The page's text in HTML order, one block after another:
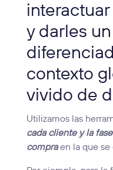
y darles
contexto
vivido de
Utilizamos las
cada cliente y la
compraen la que se